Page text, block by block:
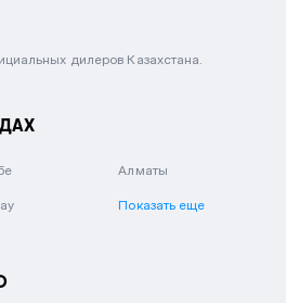
дилеров Казахстана.
Алматы
Показать еще